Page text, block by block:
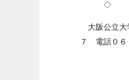
◇
大阪公立大
７ 電話０６